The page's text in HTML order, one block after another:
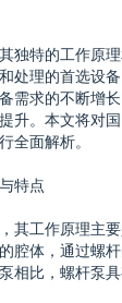
独特的工作原
处理的首选设
需求的不断增
升。本文将对
全面解析。
特点
其工作原理主
腔体，通过螺
相比，螺杆泵